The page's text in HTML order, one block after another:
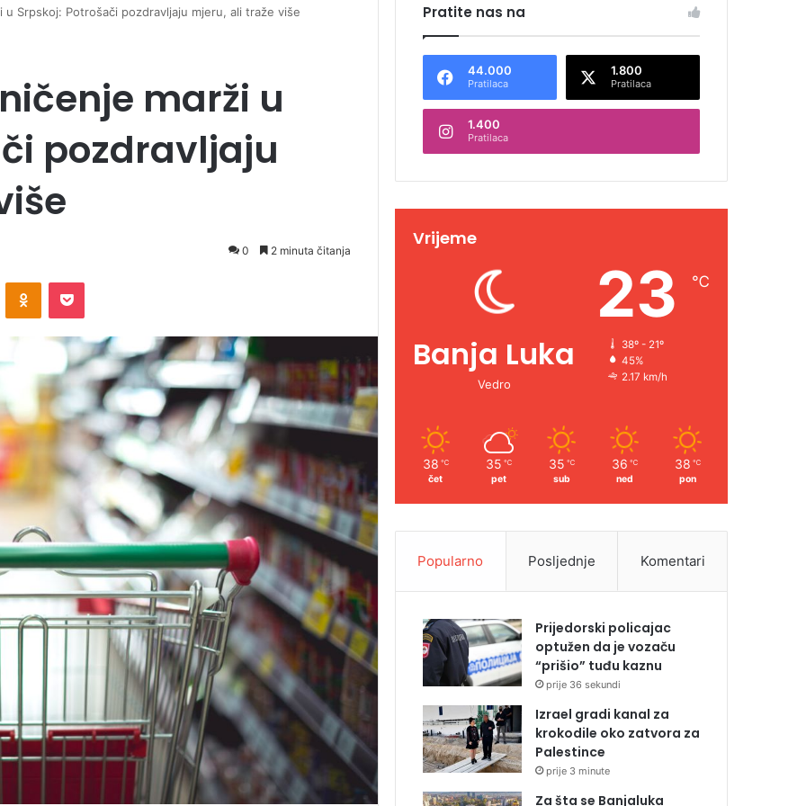
u Srpskoj: Potrošači pozdravljaju mjeru, ali traže više
marži u
pozdravljaju
0 2 minuta čitanja
Pratite nas na
44.000
Pratilaca
1.800
Pratilaca
1.400
Pratilaca
Vrijeme
Banja Luka
Vedro
23 ℃
38º - 21º
45%
2.17 km/h
38 ℃
čet
35 ℃
pet
35 ℃
sub
36 ℃
ned
38 ℃
pon
Popularno Posljednje Komentari
Prijedorski policajac
optužen da je vozaču
“prišio” tuđu kaznu
prije 36 sekundi
Izrael gradi kanal za
krokodile oko zatvora za
Palestince
prije 3 minute
Za šta se Banjaluka